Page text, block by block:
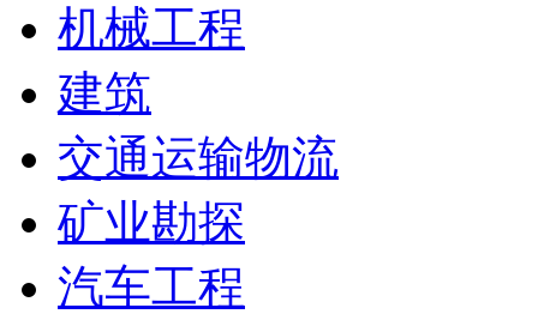
机械工程
建筑
交通运输物流
矿业勘探
汽车工程